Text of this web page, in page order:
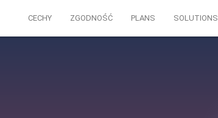
CECHY ZGODNOŚĆ PLANS SOLUTIONS